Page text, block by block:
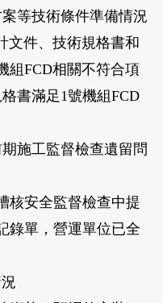
等技術條件準備情況
件、技術規格書和
組FCD相關不符合項
書滿足1號機組FCD
施工監督檢查遺留問
安全監督檢查中提
錄單，營運單位已全